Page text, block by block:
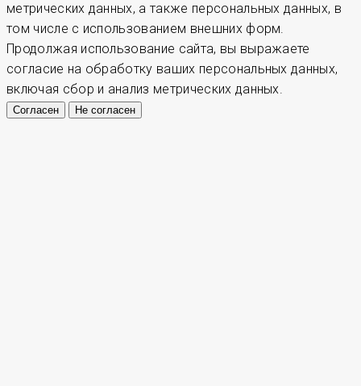
метрических данных, а также персональных данных, в
том числе с использованием внешних форм.
Продолжая использование сайта, вы выражаете
согласие на обработку ваших персональных данных,
включая сбор и анализ метрических данных.
Согласен Не согласен